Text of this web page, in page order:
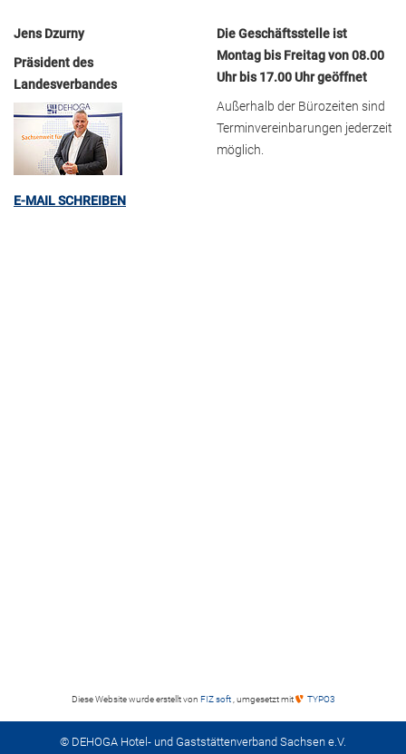
Jens Dzurny
Präsident des
Landesverbandes
E-MAIL SCHREIBEN
Die Geschäftsstelle ist
Montag bis Freitag von 08.00
Uhr bis 17.00 Uhr geöffnet
Außerhalb der Bürozeiten sind
Terminvereinbarungen jederzeit
möglich.
Diese Website wurde erstellt von FIZ soft , umgesetzt mit TYPO3
© DEHOGA Hotel- und Gaststättenverband Sachsen e.V.